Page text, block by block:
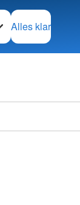
Alles klar